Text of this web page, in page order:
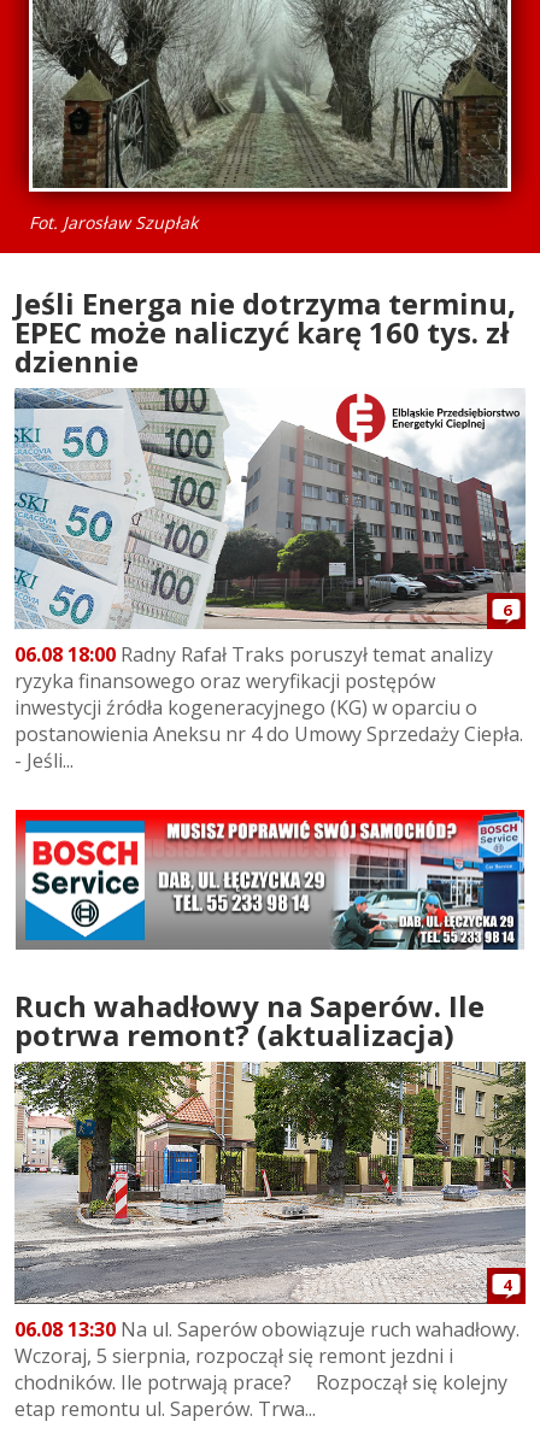
Fot. Jarosław Szupłak
Jeśli Energa nie dotrzyma terminu,
EPEC może naliczyć karę 160 tys. zł
dziennie
6
06.08 18:00 Radny Rafał Traks poruszył temat analizy
ryzyka finansowego oraz weryfikacji postępów
inwestycji źródła kogeneracyjnego (KG) w oparciu o
postanowienia Aneksu nr 4 do Umowy Sprzedaży Ciepła.
- Jeśli...
Ruch wahadłowy na Saperów. Ile
potrwa remont? (aktualizacja)
4
06.08 13:30 Na ul. Saperów obowiązuje ruch wahadłowy.
Wczoraj, 5 sierpnia, rozpoczął się remont jezdni i
chodników. Ile potrwają prace? Rozpoczął się kolejny
etap remontu ul. Saperów. Trwa...